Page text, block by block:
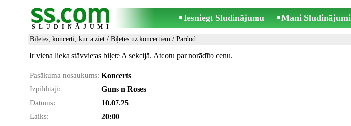
SLUDINĀJUMI
Iesniegt Sludinājumu Mani Sludinājumi
Biļetes, koncerti, kur aiziet / Biļetes uz koncertiem / Pārdod
Ir viena lieka stāvvietas biļete A sekcijā. Atdotu par norādīto cenu.
Pasākuma nosaukums: Koncerts
Izpildītāji: Guns n Roses
Datums: 10.07.25
Laiks: 20:00